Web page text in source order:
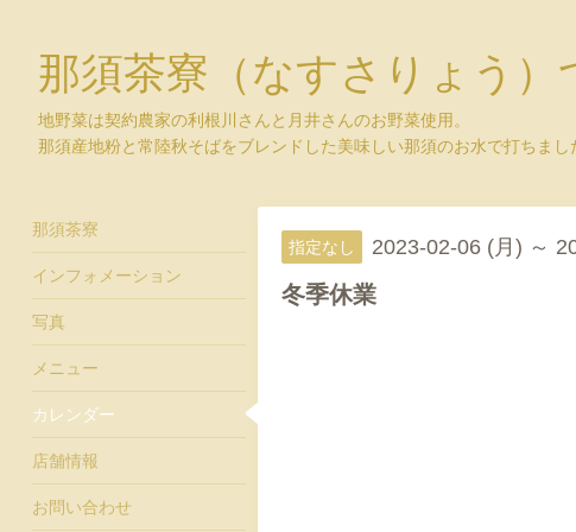
那須茶寮（なすさりょう）
地野菜は契約農家の利根川さんと月井さんのお野菜使用。
那須産地粉と常陸秋そばをブレンドした美味しい那須のお水で打ちまし
指定なし 2023-02-06 (月) ～
冬季休業
那須茶寮
インフォメーション
写真
メニュー
カレンダー
店舗情報
お問い合わせ